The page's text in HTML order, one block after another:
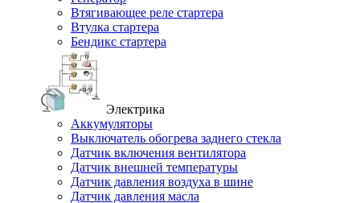
Втягивающее реле стартера
Втулка стартера
Бендикс стартера
Электрика
Аккумуляторы
Выключатель обогрева заднего стекла
Датчик включения вентилятора
Датчик внешней температуры
Датчик давления воздуха в шине
Датчик давления масла